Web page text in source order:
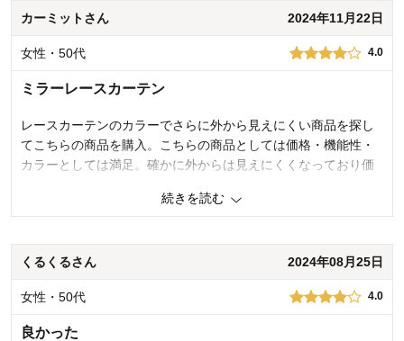
デザイン・色
購入商品： ライトグリーン, 約100×198×2枚▲
使用場所： ダイニング
購入のきっかけ： 買い替え
商品を使う人： 自分、配偶者
カーミットさん 2024年11月22日
女性・50代 4.0
ミラーレースカーテン
レースカーテンのカラーでさらに外から見えにくい商品を探し
てこちらの商品を購入。こちらの商品としては価格・機能性・
カラーとしては満足。確かに外からは見えにくくなっており価
他の窓用にリピさせていただきました。
感がほしいです。次の商品開発を楽しみにしています。
参考になった
続きを読む
くるくるさん 2024年08月25日
女性・50代 4.0
良かった